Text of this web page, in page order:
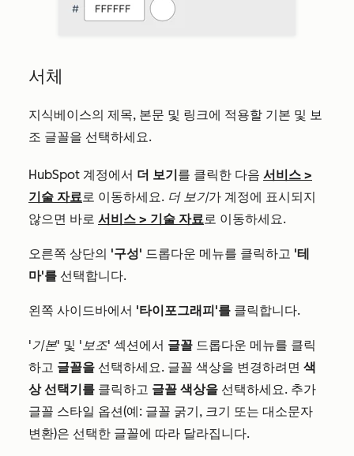
서체
지식베이스의 제목, 본문 및 링크에 적용할 기본 및 보
조 글꼴을 선택하세요.
HubSpot 계정에서 더 보기를 클릭한 다음 서비스 >
기술 자료로 이동하세요. 더 보기가 계정에 표시되지
않으면 바로 서비스 > 기술 자료로 이동하세요.
오른쪽 상단의 '구성' 드롭다운 메뉴를 클릭하고 '테
마'를 선택합니다.
왼쪽 사이드바에서 '타이포그래피'를 클릭합니다.
'기본' 및 '보조' 섹션에서 글꼴 드롭다운 메뉴를 클릭
하고 글꼴을 선택하세요. 글꼴 색상을 변경하려면 색
상 선택기를 클릭하고 글꼴 색상을 선택하세요. 추가
글꼴 스타일 옵션(예: 글꼴 굵기, 크기 또는 대소문자
변환)은 선택한 글꼴에 따라 달라집니다.